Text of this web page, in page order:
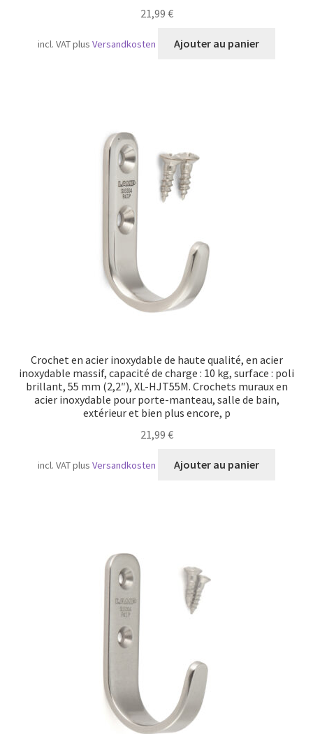
21,99 €
incl. VATplusVersandkosten Ajouter au panier
Crochet en acier inoxydable de haute qualité, en acier
inoxydable massif, capacité de charge : 10 kg, surface : poli
brillant, 55 mm (2,2″), XL-HJT55M. Crochets muraux en
acier inoxydable pour porte-manteau, salle de bain,
extérieur et bien plus encore, p
21,99 €
incl. VATplusVersandkosten Ajouter au panier